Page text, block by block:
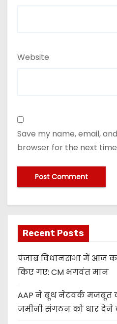
Website
Save my name, email,
browser for the next
Recent Posts
पंजाब विधानसभा में आज
किए गए: CM भगवंत मान
AAP ने बूथ नेटवर्क मजबूत
जमीनी संगठन को धार देने